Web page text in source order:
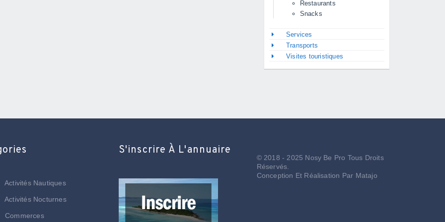
Restaurants
Snacks
Services
Transports
Visites touristiques
Activités Nautiques
Activités Nocturnes
Commerces
S'inscrire À L'annuaire
© 2018 - 2025 Nosy Be Pro Tous Droits
Réservés.
Conception Et Réalisation Par Matajo